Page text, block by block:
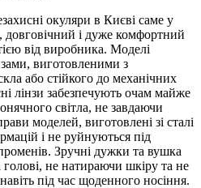
окуляри в Києві саме у
довговічний і дуже комфортний
від виробника. Моделі
виготовленими з
або стійкого до механічних
лінзи забезпечують очам майже
світла, не завдаючи
моделей, виготовлені зі сталі
і не руйнуються під
Зручні дужки та вушка
не натираючи шкіру та не
під час щоденного носіння.